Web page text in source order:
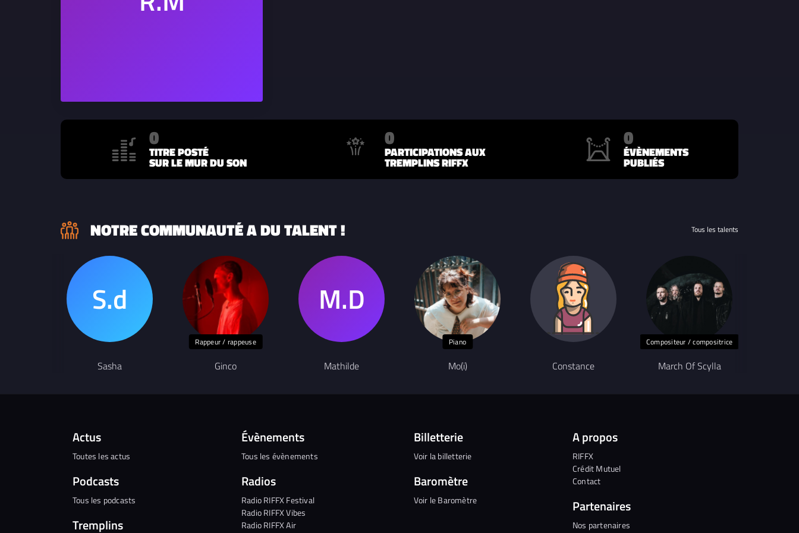
0
TITRE POSTÉ
SUR LE MUR DU SON
0
PARTICIPATIONS AUX
TREMPLINS RIFFX
0
ÉVÈNEMENTS
PUBLIÉS
NOTRE COMMUNAUTÉ A DU TALENT ! Tous les talents
Sasha
Rappeur / rappeuse
Ginco Mathilde
Piano
Mo(i) Constance
Compositeur / compositrice
March Of Scylla
Actus
Toutes les actus
Podcasts
Tous les podcasts
Tremplins
Évènements
Tous les évènements
Radios
Radio RIFFX Festival
Radio RIFFX Vibes
Radio RIFFX Air
Billetterie
Voir la billetterie
Baromètre
Voir le Baromètre
A propos
RIFFX
Crédit Mutuel
Contact
Partenaires
Nos partenaires